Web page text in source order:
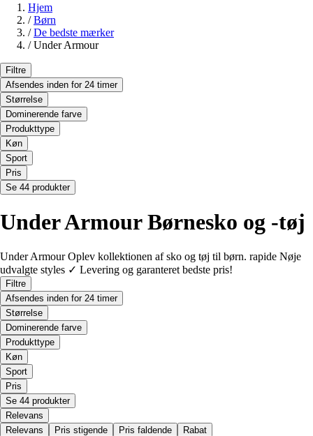
Hjem
/ Børn
/ De bedste mærker
/ Under Armour
Filtre
Afsendes inden for 24 timer
Størrelse
Dominerende farve
Produkttype
Køn
Sport
Pris
Se 44 produkter
Under Armour Børnesko og -tøj
Under Armour Oplev kollektionen af sko og tøj til børn. rapide Nøje
udvalgte styles ✓ Levering og garanteret bedste pris!
Filtre
Afsendes inden for 24 timer
Størrelse
Dominerende farve
Produkttype
Køn
Sport
Pris
Se 44 produkter
Relevans
Relevans
Pris stigende Pris faldende Rabat